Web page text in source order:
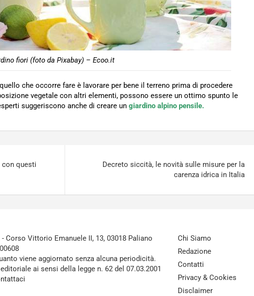
fiori (foto da Pixabay) – Ecoo.it
che occorre fare è lavorare per bene il terreno prima di procedere
vegetale con altri elementi, possono essere un ottimo spunto le
suggeriscono anche di creare un giardino alpino pensile.
con questi
Decreto siccità, le novità sulle misure per la
carenza idrica in Italia
Corso Vittorio Emanuele II, 13, 03018 Paliano
viene aggiornato senza alcuna periodicità.
ai sensi della legge n. 62 del 07.03.2001
Chi Siamo
Redazione
Contatti
Privacy & Cookies
Disclaimer